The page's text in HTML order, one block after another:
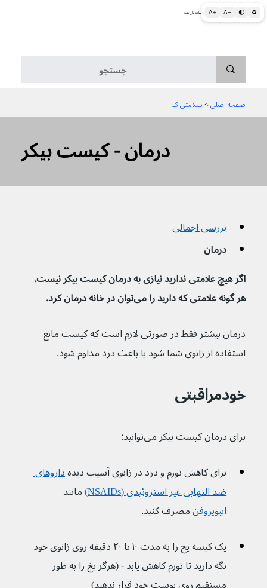
A+ A− 🌓 ♻ اطلاعات پزشکی و بهداشتی به زبان ساده برای همه
صفحه اصلی > سلامتی ک
درمان - کیست بیکر
بررسی اجمالی
درمان
اگر هیچ علامتی ندارید نیازی به درمان کیست بیکر نیست.
هر گونه علامتی که دارید را می‌توان در خانه درمان کرد.
درمان بیشتر فقط در صورتی لازم است که کیست مانع
استفاده از زانوی شما شود یا باعث درد مداوم شود.
خودمراقبتی
برای درمان کیست بیکر می‌توانید:
برای کاهش تورم و درد در زانوی آسیب دیده داروهای
ضد التهابی غیر استروئیدی (NSAIDs)
مانند
ایبوپروفن مصرف کنید.
یک کیسه یخ را به مدت ۱۰ تا ۲۰ دقیقه روی زانوی خود
نگه دارید تا تورم کاهش یابد - (هرگز یخ را به طور